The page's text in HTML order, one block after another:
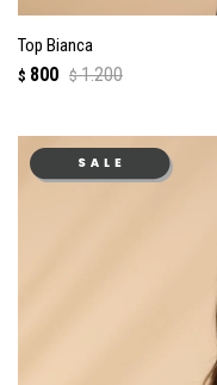
Top Bianca
$ 800 $ 1.200